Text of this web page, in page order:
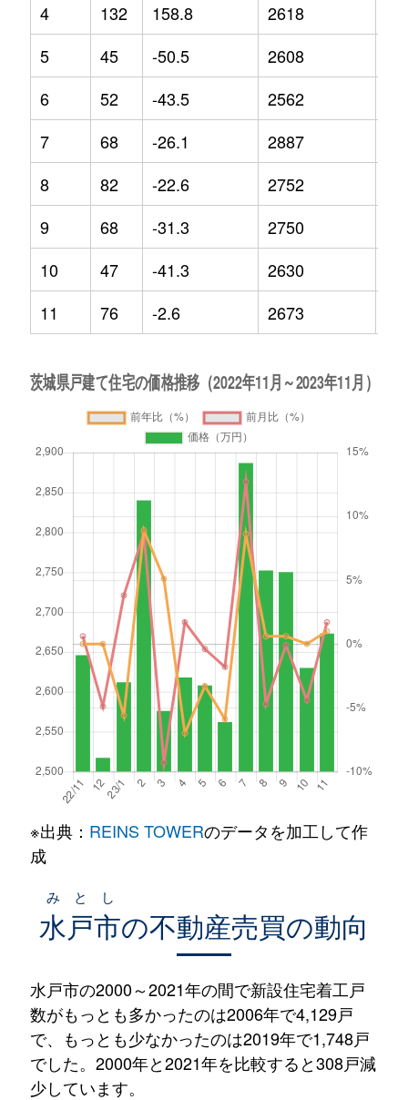
4
132 158.8 2618
5
45 -50.5 2608
6
52 -43.5 2562
7
68 -26.1 2887
8
82 -22.6 2752
9
68 -31.3 2750
10
47 -41.3 2630
11
76 -2.6 2673
※出典： REINS TOWERのデータを加工して作
成
水戸市
みとし
の不動産売買の動向
水戸市の2000～2021年の間で新設住宅着工戸
数がもっとも多かったのは2006年で4,129戸
で、もっとも少なかったのは2019年で1,748戸
でした。2000年と2021年を比較すると308戸減
少しています。